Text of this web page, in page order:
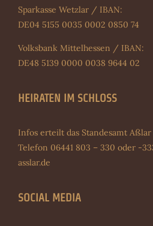
Sparkasse Wetzlar / IBAN:
DE04 5155 0035 0002 0850 74
Volksbank Mittelhessen / IBAN:
DE48 5139 0000 0038 9644 02
HEIRATEN IM SCHLOSS
Infos erteilt das Standesamt Aßlar
Telefon 06441 803 – 330 oder -
asslar.de
SOCIAL MEDIA